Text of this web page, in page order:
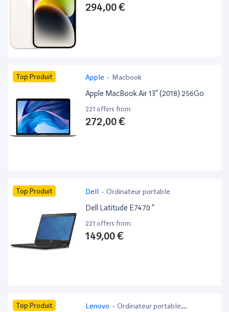
294,00 €
Top Produit Apple - Macbook
Apple MacBook Air 13” (2018) 256Go
221 offers from:
272,00 €
Top Produit Dell - Ordinateur portable
Dell Latitude E7470 ”
221 offers from:
149,00 €
Top Produit Lenovo - Ordinateur portable